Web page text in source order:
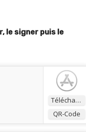
le signer puis le
Télécharger
QR-Code